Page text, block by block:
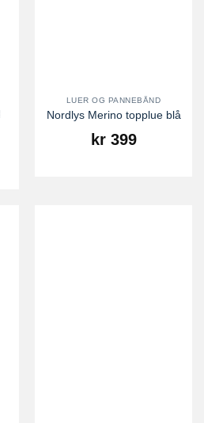
LUER OG PANNEBÅND
Nordlys Merino topplue blå
kr399